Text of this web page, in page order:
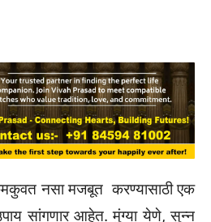
नसा मजबूत करण्यासाठी एक
सांगणार आहेत. मुंग्या येणे, सुन्न